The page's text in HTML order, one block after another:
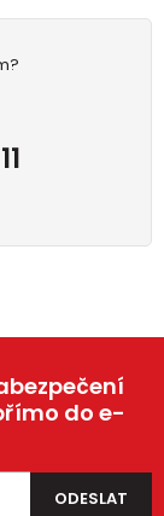
do e-